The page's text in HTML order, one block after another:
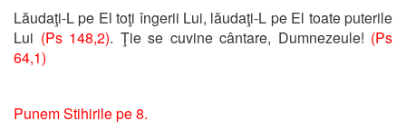
Lăudaţi-L pe El toţi îngerii Lui, lăudaţi-L pe El toate puterile
Lui (Ps 148,2). Ţie se cuvine cântare, Dumnezeule! (Ps
64,1)
Punem Stihirile pe 8.